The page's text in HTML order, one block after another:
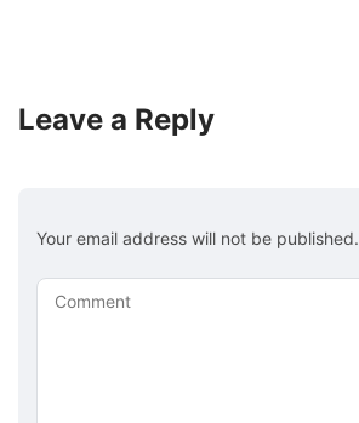
Leave a Reply
Your email address will not be published.
Comment